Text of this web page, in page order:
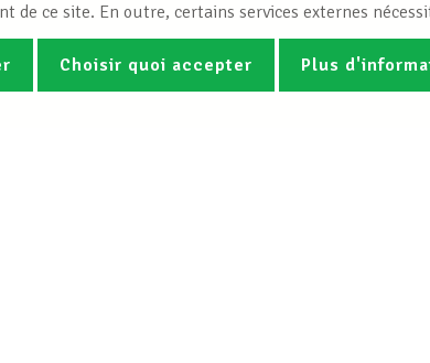
de ce site. En outre, certains services externes
Choisir quoi accepter Plus